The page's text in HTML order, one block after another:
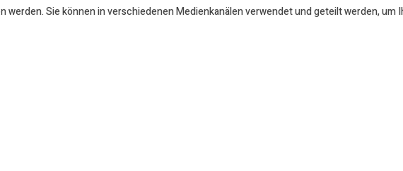
Sie können in verschiedenen Medienkanälen verwendet und geteilt